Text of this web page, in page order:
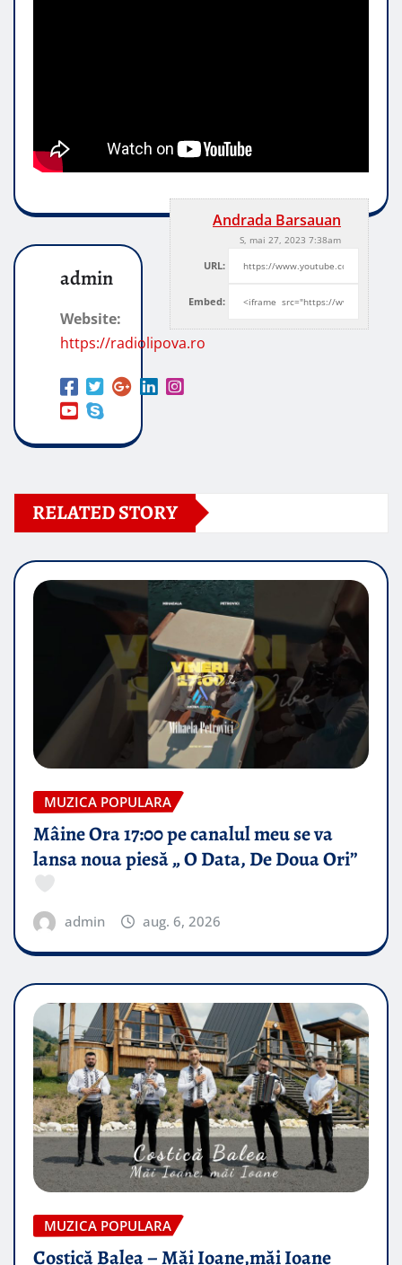
Andrada Barsauan
S, mai 27, 2023 7:38am
URL:
Embed:
admin
Website:
https://radiolipova.ro
RELATED STORY
MUZICA POPULARA
Mâine Ora 17:00 pe canalul meu se va
lansa noua piesă „ O Data, De Doua Ori”
admin aug. 6, 2026
MUZICA POPULARA
Costică Balea – Măi Ioane,măi Ioane